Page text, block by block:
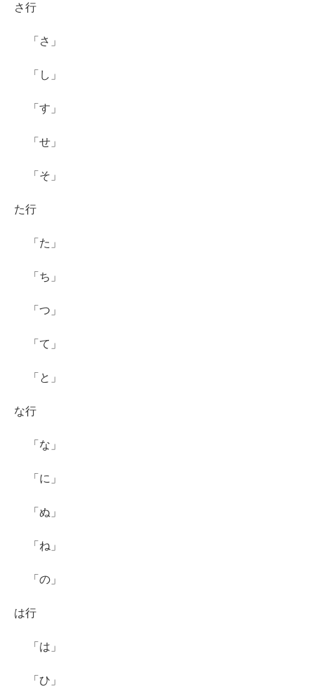
さ行
「さ」
「し」
「す」
「せ」
「そ」
た行
「た」
「ち」
「つ」
「て」
「と」
な行
「な」
「に」
「ぬ」
「ね」
「の」
は行
「は」
「ひ」